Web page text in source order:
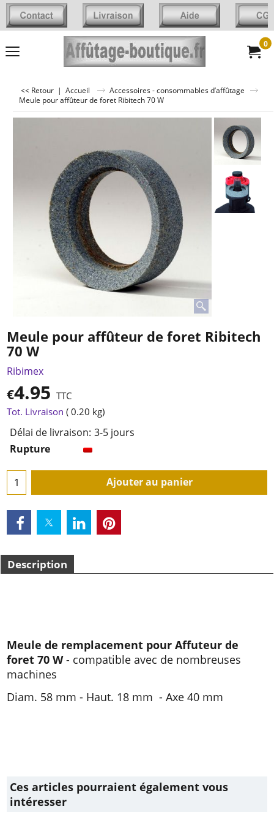
0
<< Retour | Accueil
Accessoires - consommables d’affûtage
Meule pour affûteur de foret Ribitech 70 W
Meule pour affûteur de foret Ribitech
70 W
Ribimex
€4.95 TTC
Tot. Livraison
0.20 kg
Délai de livraison: 3-5 jours
Rupture
Ajouter au panier
Description
Meule de remplacement pour Affuteur de
foret 70 W- compatible avec de nombreuses
machines
Diam. 58 mm - Haut. 18 mm - Axe 40 mm
Ces articles pourraient également vous
intéresser